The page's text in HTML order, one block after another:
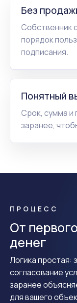
Без
Собственник
порядок
подписания.
Понятный
Срок, сумма и
заранее,
ПРОЦЕСС
От
денег
Логика простая:
согласование
заранее
для вашего